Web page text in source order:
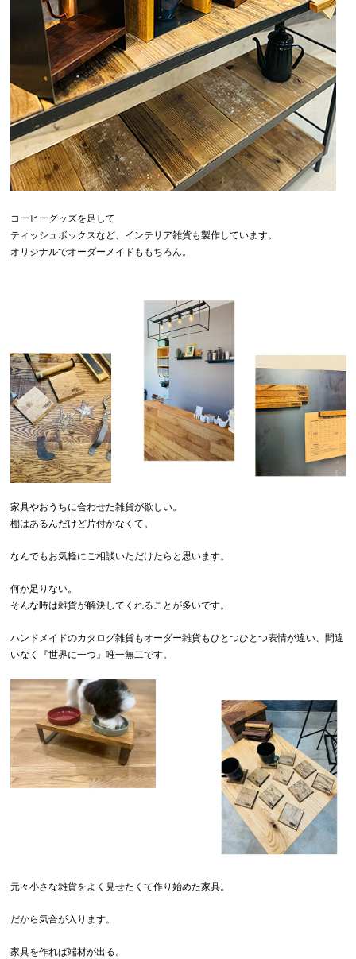
コーヒーグッズを足して
ティッシュボックスなど、インテリア雑貨も製作しています。
オリジナルでオーダーメイドももちろん。
家具やおうちに合わせた雑貨が欲しい。
棚はあるんだけど片付かなくて。
なんでもお気軽にご相談いただけたらと思います。
何か足りない。
そんな時は雑貨が解決してくれることが多いです。
ハンドメイドのカタログ雑貨もオーダー雑貨もひとつひとつ表情が違い、間違
いなく『世界に一つ』唯一無二です。
元々小さな雑貨をよく見せたくて作り始めた家具。
だから気合が入ります。
家具を作れば端材が出る。